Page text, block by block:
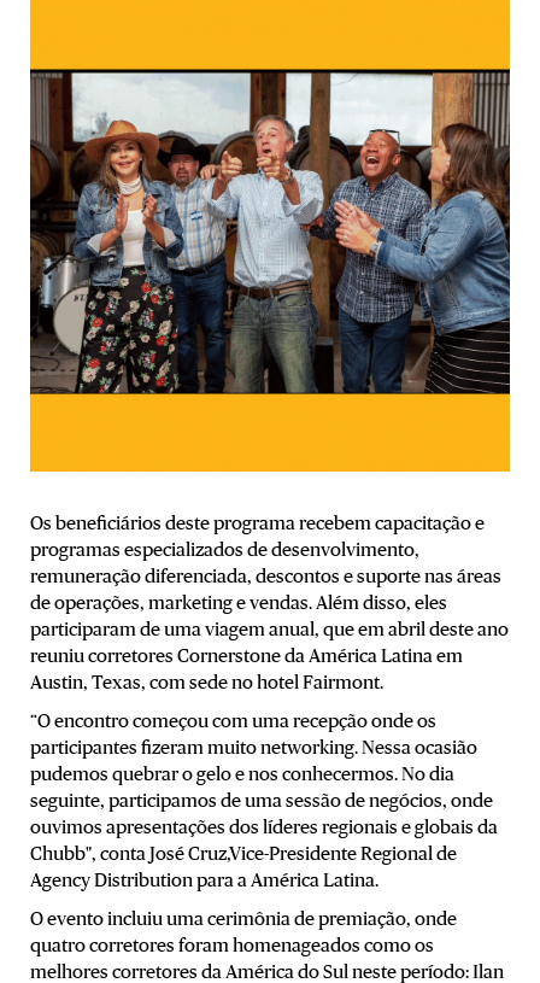
Os beneficiários deste programa recebem capacitação e
programas especializados de desenvolvimento,
remuneração diferenciada, descontos e suporte nas áreas
de operações, marketing e vendas. Além disso, eles
participaram de uma viagem anual, que em abril deste ano
reuniu corretores Cornerstone da América Latina em
Austin, Texas, com sede no hotel Fairmont.
“O encontro começou com uma recepção onde os
participantes fizeram muito networking. Nessa ocasião
pudemos quebrar o gelo e nos conhecermos. No dia
seguinte, participamos de uma sessão de negócios, onde
ouvimos apresentações dos líderes regionais e globais da
Chubb", conta José Cruz,Vice-Presidente Regional de
Agency Distribution para a América Latina.
O evento incluiu uma cerimônia de premiação, onde
quatro corretores foram homenageados como os
melhores corretores da América do Sul neste período: Ilan